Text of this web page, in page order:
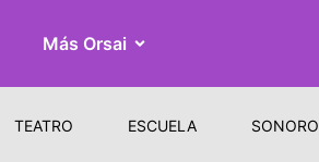
Más Orsai
TEATRO ESCUELA SONORO